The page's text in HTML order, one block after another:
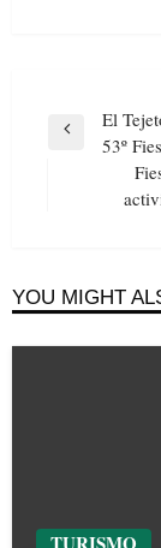
Navegación
Previous
El
53º
YOU MIGHT